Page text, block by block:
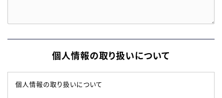
個人情報の取り扱いについて
個人情報の取り扱いについて